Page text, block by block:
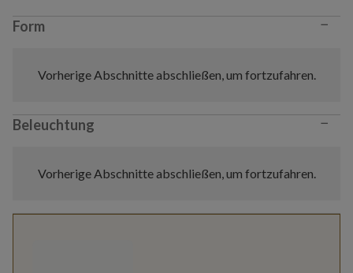
Form −
Vorherige Abschnitte abschließen, um fortzufahren.
Beleuchtung −
Vorherige Abschnitte abschließen, um fortzufahren.